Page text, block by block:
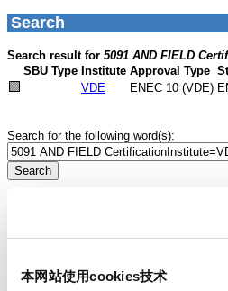
本网站使用cookies技术